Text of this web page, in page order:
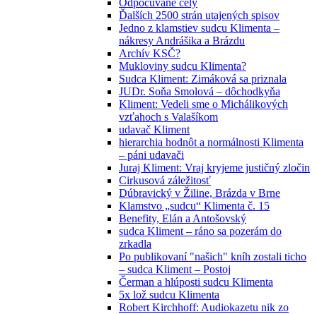
Ďalších 2500 strán utajených spisov
Jedno z klamstiev sudcu Klimenta –
nákresy Andrášika a Brázdu
Archív KSČ?
Mukloviny sudcu Klimenta?
Sudca Kliment: Zimáková sa priznala
JUDr. Soňa Smolová – dôchodkyňa
Kliment: Vedeli sme o Michálikových
vzťahoch s Valašíkom
udavač Kliment
hierarchia hodnôt a normálnosti Klimenta
– páni udavači
Juraj Kliment: Vraj kryjeme justičný zločin
Cirkusová záležitosť
Dúbravický v Žiline, Brázda v Brne
Klamstvo „sudcu“ Klimenta č. 15
Benefity, Elán a Antošovský
sudca Kliment – ráno sa pozerám do
zrkadla
Po publikovaní "našich" kníh zostali ticho
– sudca Kliment – Postoj
Čerman a hlúposti sudcu Klimenta
5x lož sudcu Klimenta
Robert Kirchhoff: Audiokazetu nik zo